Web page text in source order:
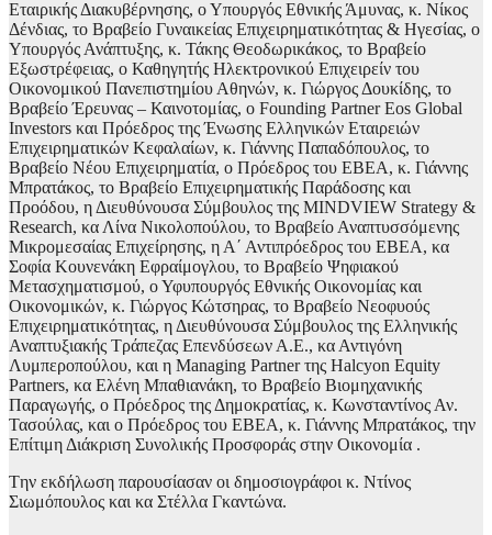
Εταιρικής Διακυβέρνησης, o Yπουργός Εθνικής Άμυνας, κ. Νίκος
Δένδιας, το Βραβείο Γυναικείας Επιχειρηματικότητας & Ηγεσίας, ο
Υπουργός Ανάπτυξης, κ. Τάκης Θεοδωρικάκος, το Βραβείο
Εξωστρέφειας, ο Καθηγητής Ηλεκτρονικού Επιχειρείν του
Οικονομικού Πανεπιστημίου Αθηνών, κ. Γιώργος Δουκίδης, το
Βραβείο Έρευνας – Καινοτομίας, ο Founding Partner Eos Global
Investors και Πρόεδρος της Ένωσης Ελληνικών Εταιρειών
Επιχειρηματικών Κεφαλαίων, κ. Γιάννης Παπαδόπουλος, το
Βραβείο Νέου Επιχειρηματία, ο Πρόεδρος του ΕΒΕΑ, κ. Γιάννης
Μπρατάκος, το Βραβείο Επιχειρηματικής Παράδοσης και
Προόδου, η Διευθύνουσα Σύμβουλος της MINDVIEW Strategy &
Research, κα Λίνα Νικολοπούλου, το Βραβείο Αναπτυσσόμενης
Μικρομεσαίας Επιχείρησης, η Α΄ Αντιπρόεδρος του ΕΒΕΑ, κα
Σοφία Κουνενάκη Εφραίμογλου, το Βραβείο Ψηφιακού
Μετασχηματισμού, ο Υφυπουργός Εθνικής Οικονομίας και
Οικονομικών, κ. Γιώργος Κώτσηρας, το Βραβείο Νεοφυούς
Επιχειρηματικότητας, η Διευθύνουσα Σύμβουλος της Ελληνικής
Αναπτυξιακής Τράπεζας Επενδύσεων Α.Ε., κα Αντιγόνη
Λυμπεροπούλου, και η Managing Partner της Halcyon Equity
Partners, κα Ελένη Μπαθιανάκη, το Βραβείο Βιομηχανικής
Παραγωγής, ο Πρόεδρος της Δημοκρατίας, κ. Κωνσταντίνος Αν.
Τασούλας, και ο Πρόεδρος του ΕΒΕΑ, κ. Γιάννης Μπρατάκος, την
Επίτιμη Διάκριση Συνολικής Προσφοράς στην Οικονομία .
Tην εκδήλωση παρουσίασαν οι δημοσιογράφοι κ. Ντίνος
Σιωμόπουλος και κα Στέλλα Γκαντώνα.